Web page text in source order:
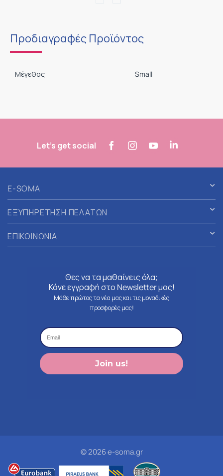
Προδιαγραφές Προϊόντος
Μέγεθος Small
Let's get social
E-SOMA
ΕΞΥΠΗΡΕΤΗΣΗ ΠΕΛΑΤΩΝ
ΕΠΙΚΟΙΝΩΝΙΑ
Θες να τα μαθαίνεις όλα;
Κάνε εγγραφή στο Newsletter μας!
Μάθε πρώτος τα νέα μας και τις μοναδικές
προσφορές μας!
Join us!
© 2026 e-soma.gr